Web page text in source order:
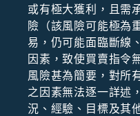
或有極⼤獲利，且需
險（該風險可能極為
易，仍可能⾯臨斷線
因素，致使買賣指令
風險甚為簡要，對所
之因素無法逐⼀詳述
況、經驗、⽬標及其